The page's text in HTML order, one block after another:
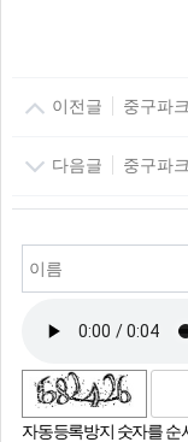
이전글 중구파
다음글 중구파
자동등록방지 숫자를 순